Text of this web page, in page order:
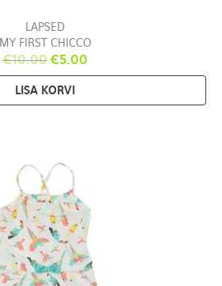
LAPSED
MY FIRST CHICCO
€10.00 €5.00
LISA KORVI